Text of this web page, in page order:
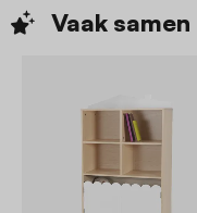
Vaak samen